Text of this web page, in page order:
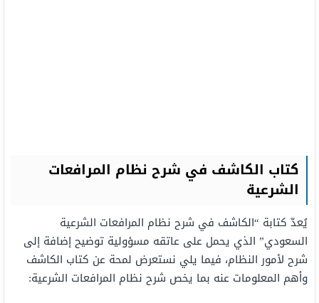
كتاب الكاشف في شرح نظام المرافعات
الشرعية
يُعدّ كتابة “الكاشف في شرح نظام المرافعات الشرعية
السعودي” الذي يحمل على عاتقه مسؤولية توضيح إضافة إلى
شرح لأمور النظام، فيما يلي نستعرض لمحة عن كتاب الكاشف
وأهم المعلومات عنه بما يخص شرح نظام المرافعات الشرعية: